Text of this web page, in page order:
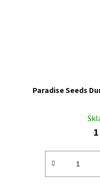
Paradise Seeds